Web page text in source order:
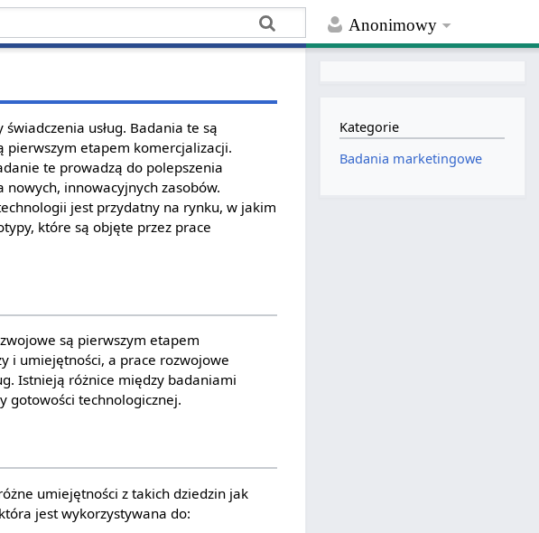
Anonimowy
usług. Badania te są
pierwszym etapem komercjalizacji.
te prowadzą do polepszenia
innowacyjnych zasobów.
jest przydatny na rynku, w jakim
które są objęte przez prace
są pierwszym etapem
i umiejętności, a prace rozwojowe
Istnieją różnice między badaniami
gotowości technologicznej.
umiejętności z takich dziedzin jak
jest wykorzystywana do:
Kategorie
Badania marketingowe